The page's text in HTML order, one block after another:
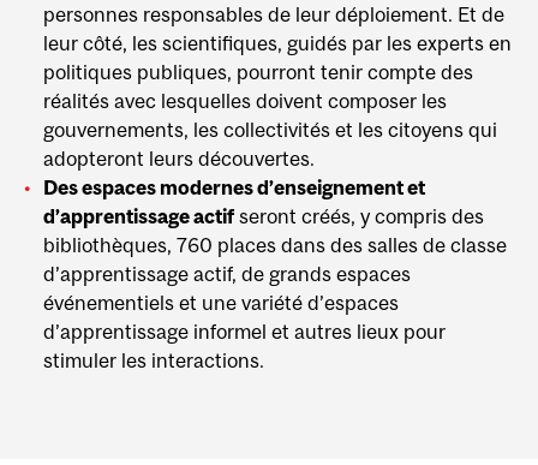
personnes responsables de leur déploiement. Et de
leur côté, les scientifiques, guidés par les experts en
politiques publiques, pourront tenir compte des
réalités avec lesquelles doivent composer les
gouvernements, les collectivités et les citoyens qui
adopteront leurs découvertes.
Des espaces modernes d’enseignement et
d’apprentissage actif seront créés, y compris des
bibliothèques, 760 places dans des salles de classe
d’apprentissage actif, de grands espaces
événementiels et une variété d’espaces
d’apprentissage informel et autres lieux pour
stimuler les interactions.